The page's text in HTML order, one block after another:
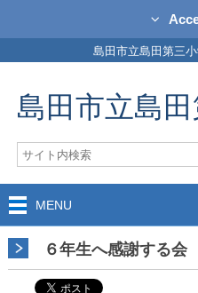
島田市立島田第三
島田市立島
MENU
６年生へ感謝する